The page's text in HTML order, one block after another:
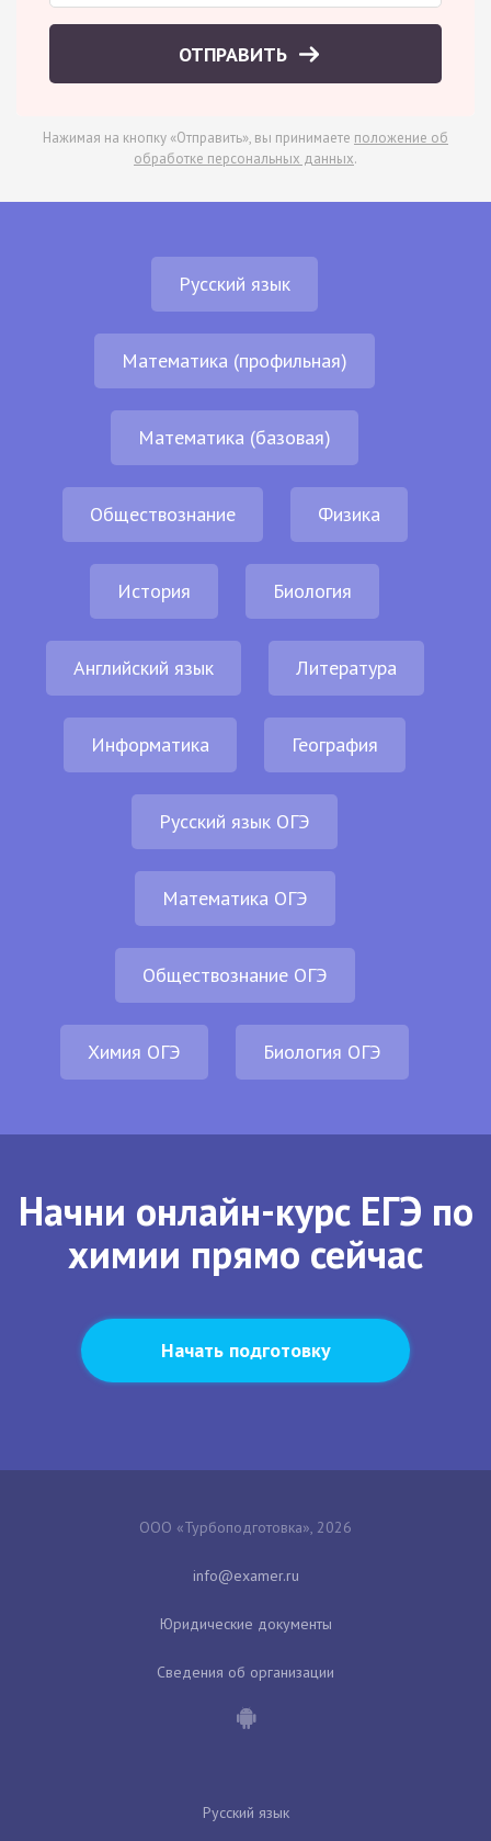
ОТПРАВИТЬ
Нажимая на кнопку «Отправить», вы принимаете положение об
обработке персональных данных.
Русский язык
Математика (профильная)
Математика (базовая)
Обществознание Физика
История Биология
Английский язык Литература
Информатика География
Русский язык ОГЭ
Математика ОГЭ
Обществознание ОГЭ
Химия ОГЭ Биология ОГЭ
Начни онлайн-курс ЕГЭ по
химии прямо сейчас
Начать подготовку
ООО «Турбоподготовка», 2026
Юридические документы
Сведения об организации
Русский язык